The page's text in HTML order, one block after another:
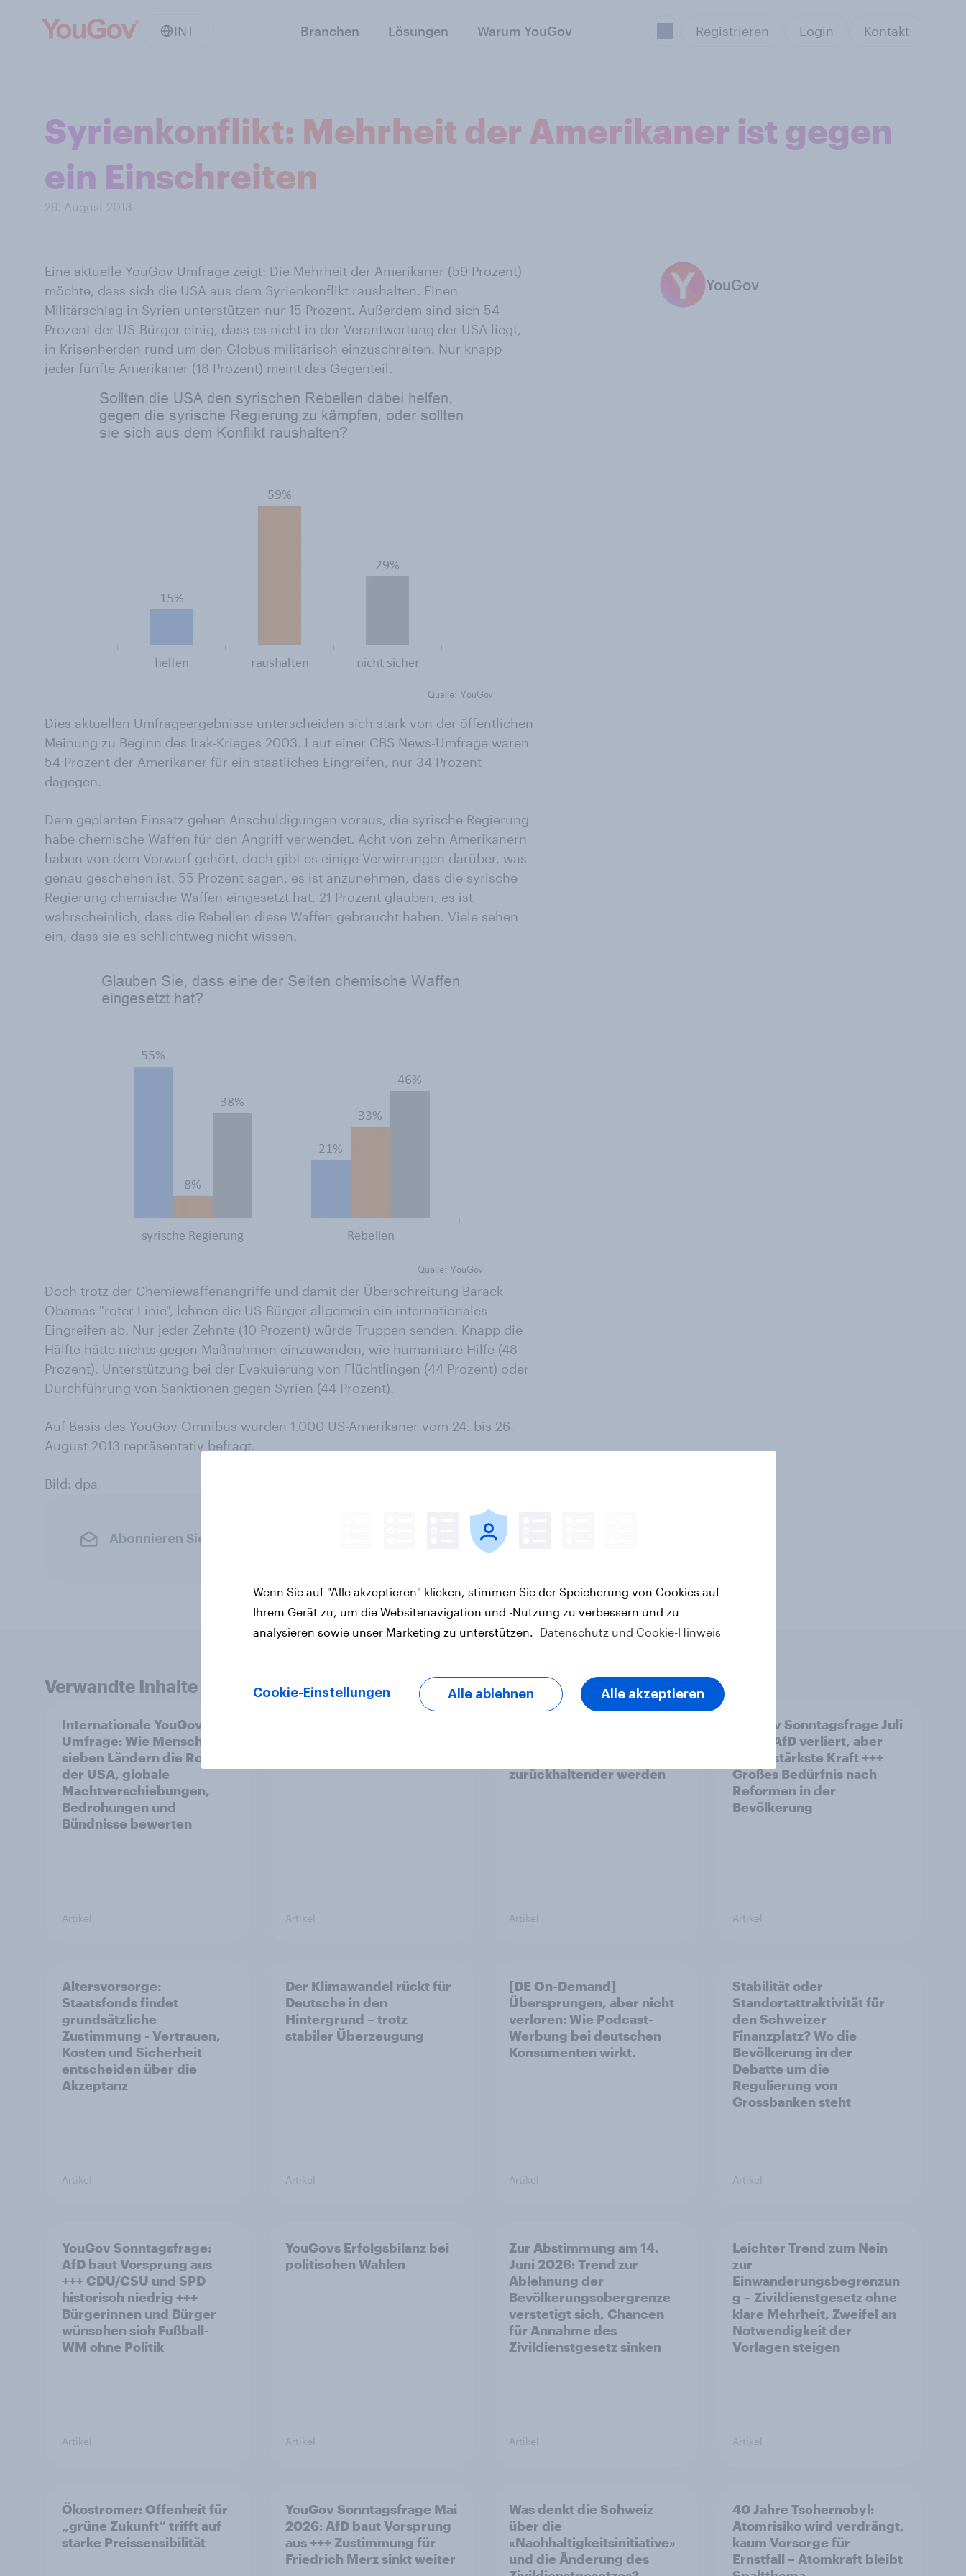
INT Branchen Lösungen Warum YouGov Registrieren Login Kontakt
Syrienkonflikt: Mehrheit der Amerikaner ist gegen
ein Einschreiten
29. August 2013
Eine aktuelle YouGov Umfrage zeigt: Die Mehrheit der Amerikaner (59 Prozent)
möchte, dass sich die USA aus dem Syrienkonflikt raushalten. Einen
Militärschlag in Syrien unterstützen nur 15 Prozent. Außerdem sind sich 54
Prozent der US-Bürger einig, dass es nicht in der Verantwortung der USA liegt,
in Krisenherden rund um den Globus militärisch einzuschreiten. Nur knapp
jeder fünfte Amerikaner (18 Prozent) meint das Gegenteil.
Dies aktuellen Umfrageergebnisse unterscheiden sich stark von der öffentlichen
Meinung zu Beginn des Irak-Krieges 2003. Laut einer CBS News-Umfrage waren
54 Prozent der Amerikaner für ein staatliches Eingreifen, nur 34 Prozent
dagegen.
Dem geplanten Einsatz gehen Anschuldigungen voraus, die syrische Regierung
habe chemische Waffen für den Angriff verwendet. Acht von zehn Amerikanern
haben von dem Vorwurf gehört, doch gibt es einige Verwirrungen darüber, was
genau geschehen ist. 55 Prozent sagen, es ist anzunehmen, dass die syrische
Regierung chemische Waffen eingesetzt hat. 21 Prozent glauben, es ist
wahrscheinlich, dass die Rebellen diese Waffen gebraucht haben. Viele sehen
ein, dass sie es schlichtweg nicht wissen.
Doch trotz der Chemiewaffenangriffe und damit der Überschreitung Barack
Obamas "roter Linie", lehnen die US-Bürger allgemein ein internationales
Eingreifen ab. Nur jeder Zehnte (10 Prozent) würde Truppen senden. Knapp die
Hälfte hätte nichts gegen Maßnahmen einzuwenden, wie humanitäre Hilfe (48
Prozent), Unterstützung bei der Evakuierung von Flüchtlingen (44 Prozent) oder
Durchführung von Sanktionen gegen Syrien (44 Prozent).
Auf Basis des YouGov Omnibus wurden 1.000 US-Amerikaner vom 24. bis 26.
August 2013 repräsentativ befragt.
Bild: dpa
Abonnieren Sie den YouGov-Newsletter
YouGov
Verwandte Inhalte
Internationale YouGov-
Umfrage: Wie Menschen in
sieben Ländern die Rolle
der USA, globale
Machtverschiebungen,
Bedrohungen und
Bündnisse bewerten
Artikel Artikel
zurückhaltender werden
Artikel
YouGov Sonntagsfrage Juli
2026: AfD verliert, aber
bleibt stärkste Kraft +++
Großes Bedürfnis nach
Reformen in der
Bevölkerung
Artikel
Altersvorsorge:
Staatsfonds findet
grundsätzliche
Zustimmung - Vertrauen,
Kosten und Sicherheit
entscheiden über die
Akzeptanz
Artikel
Der Klimawandel rückt für
Deutsche in den
Hintergrund – trotz
stabiler Überzeugung
Artikel
[DE On-Demand]
Übersprungen, aber nicht
verloren: Wie Podcast-
Werbung bei deutschen
Konsumenten wirkt.
Artikel
Stabilität oder
Standortattraktivität für
den Schweizer
Finanzplatz? Wo die
Bevölkerung in der
Debatte um die
Regulierung von
Grossbanken steht
Artikel
YouGov Sonntagsfrage:
AfD baut Vorsprung aus
+++ CDU/CSU und SPD
historisch niedrig +++
Bürgerinnen und Bürger
wünschen sich Fußball-
WM ohne Politik
Artikel
YouGovs Erfolgsbilanz bei
politischen Wahlen
Artikel
Zur Abstimmung am 14.
Juni 2026: Trend zur
Ablehnung der
Bevölkerungsobergrenze
verstetigt sich, Chancen
für Annahme des
Zivildienstgesetz sinken
Artikel
Leichter Trend zum Nein
zur
Einwanderungsbegrenzun
g – Zivildienstgesetz ohne
klare Mehrheit, Zweifel an
Notwendigkeit der
Vorlagen steigen
Artikel
Ökostromer: Offenheit für
„grüne Zukunft“ trifft auf
starke Preissensibilität
YouGov Sonntagsfrage Mai
2026: AfD baut Vorsprung
aus +++ Zustimmung für
Friedrich Merz sinkt weiter
Was denkt die Schweiz
über die
«Nachhaltigkeitsinitiative»
und die Änderung des
40 Jahre Tschernobyl:
Atomrisiko wird verdrängt,
kaum Vorsorge für
Ernstfall – Atomkraft bleibt
Wenn Sie auf "Alle akzeptieren" klicken, stimmen Sie der Speicherung von Cookies auf
Ihrem Gerät zu, um die Websitenavigation und -Nutzung zu verbessern und zu
analysieren sowie unser Marketing zu unterstützen. Datenschutz und Cookie-Hinweis
Cookie-Einstellungen Alle ablehnen Alle akzeptieren